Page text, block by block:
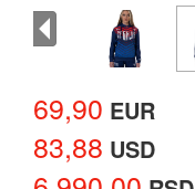
69,90 EUR
83,88 USD